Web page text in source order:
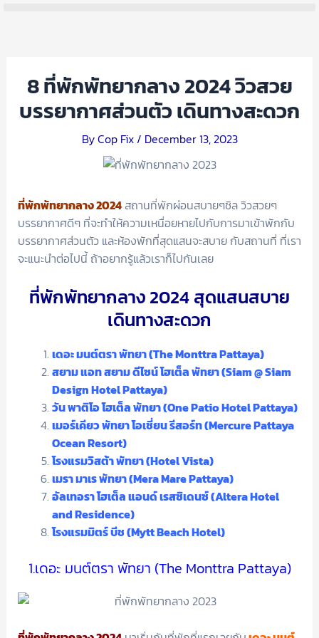
8 ที่พักพัทยากลาง 2024 วิวสวย
บรรยากาศส่วนตัว เดินทางสะดวก
ByCop Fix / December 13, 2023
ที่พักพัทยากลาง 2024สถานที่พักผ่อนสบายๆชิล วิวสวยๆ
บรรยากาศดีๆ ที่จะทำให้ความเหนื่อยหายไปกับการมาเข้าพักกับ
บรรยากาศส่วนตัว และห้องพักที่สุดแสนจะสบาย กับสถานที่ ที่เรา
จะแนะนำต่อไปนี้ ถ้าอยากรู้แล้วเราก็ไปกันเลย
ที่พักพัทยากลาง 2024 สุดแสนสบาย
เดินทางสะดวก
เดอะ มนต์ตรา พัทยา (The Monttra Pattaya)
สยาม แอท สยาม ดีไซน์ โฮเต็ล พัทยา (Siam @ Siam
Design Hotel Pattaya)
วัน พาติโอ โฮเต็ล พัทยา (One Patio Hotel Pattaya)
เมอร์เคียว พัทยา โอเชี่ยน รีสอร์ท (Mercure Pattaya
Ocean Resort)
โรงแรมวิสต้า พัทยา (Hotel Vista)
เมรา มาเร พัทยา (Mera Mare Pattaya)
อัลเทอรา โฮเต็ล แอนด์ เรสซิเดนซ์ (Altera Hotel
and Residence)
โรงแรมมิตร์ บีช (Mytt Beach Hotel)
1.เดอะ มนต์ตรา พัทยา (The Monttra Pattaya)